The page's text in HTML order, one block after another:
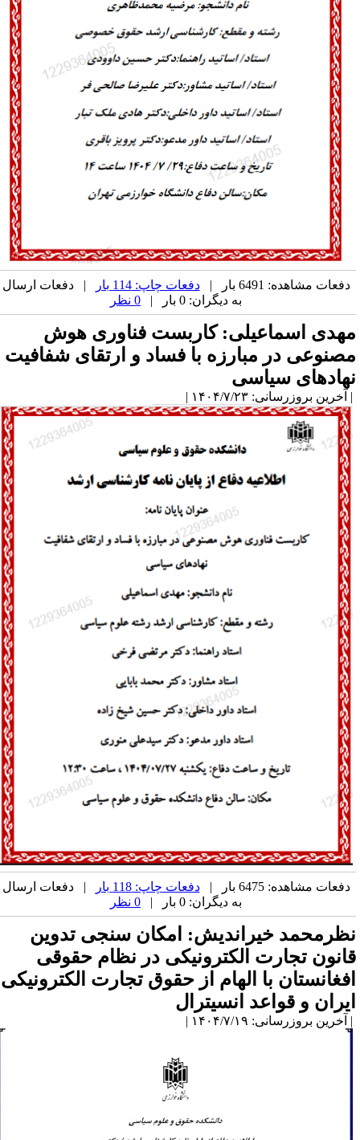
دفعات مشاهده: 6491 بار | دفعات چاپ: 114 بار
| دفعات ارسال
به دیگران: 0 بار |
اسماعیلی: کاربست فناوری هوش
در مبارزه با فساد و ارتقای شفافیت
سیاسی
بروزرسانی: ۱۴۰۴/۷/۲۳ |
دفعات مشاهده: 6475 بار | دفعات چاپ: 118 بار
| دفعات ارسال
به دیگران: 0 بار |
خیراندیش: امکان سنجی تدوین
تجارت الکترونیکی در نظام حقوقی
با الهام از حقوق تجارت الکترونیکی
و قواعد انسیترال
بروزرسانی: ۱۴۰۴/۷/۱۹ |